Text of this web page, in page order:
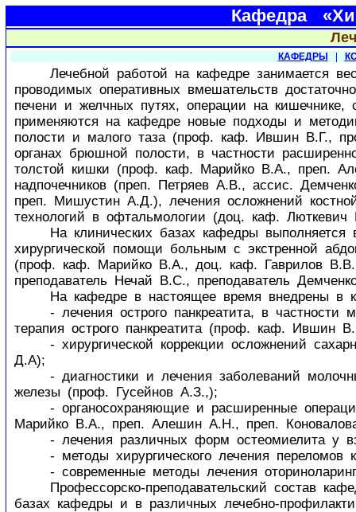
Кафедра
КАФЕДРЫ
Лечебной работой на кафедре занимается весь
проводимых оперативных вмешательств
печени и желчных путях, операции на
применяются на кафедре новые подходы и
полости и малого таза (проф. каф. Ившин В.Г.,
органах брюшной полости, в частности
толстой кишки (проф. каф. Марийко В.А., преп.
надпочечников (преп. Петряев А.В., ассис.
преп. Мишустин А.Д.), лечения осложнений
технологий в офтальмологии (доц. каф.
На клинических базах кафедры выполняется
хирургической помощи больным с экстренной
(проф. каф. Марийко В.А., доц. каф. Гаврилов
преподаватель Нечай В.С., преподаватель
На кафедре в настоящее время внедрены в
- лечения острого панкреатита, в частности
терапия острого панкреатита (проф. каф. Ившин
- хирургической коррекции осложнений
Д.А);
- диагностики и лечения заболеваний
железы (проф. Гусейнов А.З.,);
- органосохраняющие и расширенные
Марийко В.А., преп. Алешин А.Н., преп.
- лечения различных форм остеомиелита у
- методы хирургического лечения переломов
- современные методы лечения
Профессорско-преподавательский состав
базах кафедры и в различных лечебно-